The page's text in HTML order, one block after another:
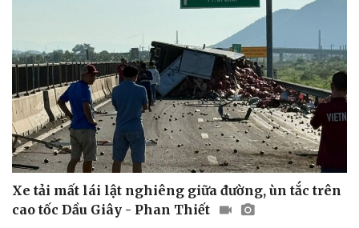
Xe tải mất lái lật nghiêng giữa đường, ùn tắc trên
cao tốc Dầu Giây - Phan Thiết